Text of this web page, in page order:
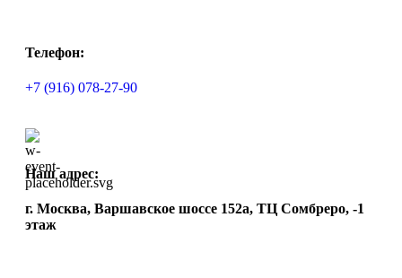
Телефон:
+7 (916) 078-27-90
Наш адрес:
г. Москва, Варшавское шоссе 152а, ТЦ Сомбреро, -1
этаж